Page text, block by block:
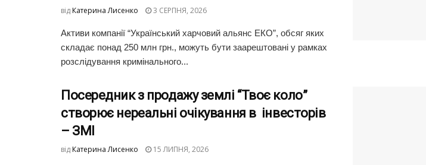
від Катерина Лисенко 3 СЕРПНЯ, 2026
Активи компанії “Український харчовий альянс ЕКО”, обсяг яких
складає понад 250 млн грн., можуть бути заарештовані у рамках
розслідування кримінального...
Посередник з продажу землі “Твоє коло”
створює нереальні очікування в інвесторів
– ЗМІ
від Катерина Лисенко 15 ЛИПНЯ, 2026